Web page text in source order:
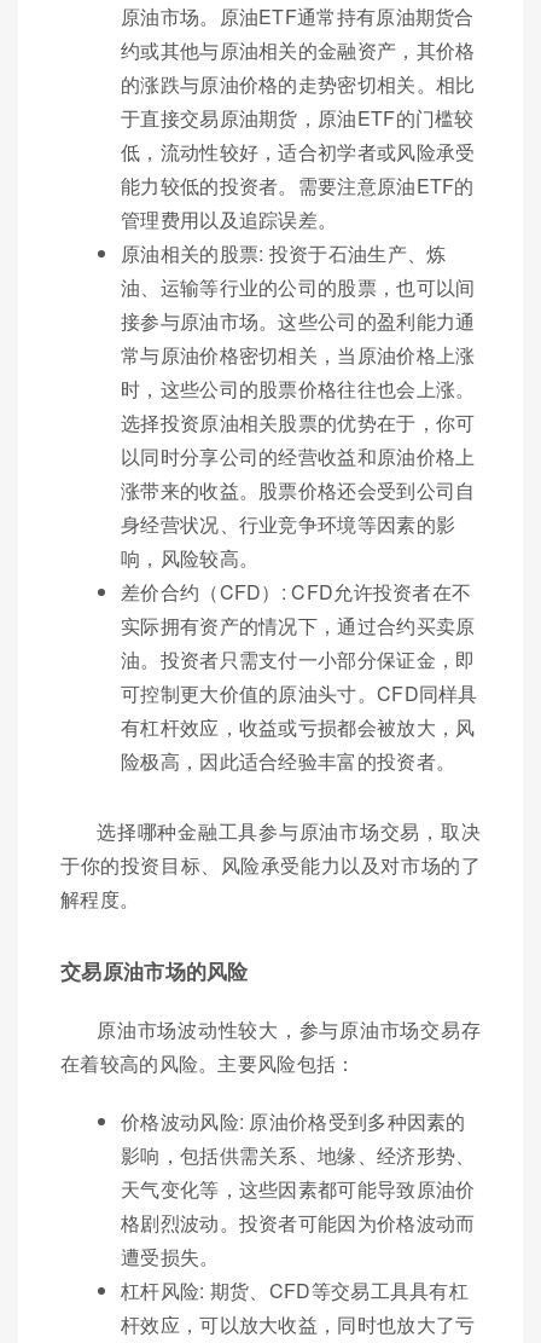
原油市场。原油ETF通常持有原油期货合
约或其他与原油相关的金融资产，其价格
的涨跌与原油价格的走势密切相关。相比
于直接交易原油期货，原油ETF的门槛较
低，流动性较好，适合初学者或风险承受
能力较低的投资者。需要注意原油ETF的
管理费用以及追踪误差。
原油相关的股票: 投资于石油生产、炼
油、运输等行业的公司的股票，也可以间
接参与原油市场。这些公司的盈利能力通
常与原油价格密切相关，当原油价格上涨
时，这些公司的股票价格往往也会上涨。
选择投资原油相关股票的优势在于，你可
以同时分享公司的经营收益和原油价格上
涨带来的收益。股票价格还会受到公司自
身经营状况、行业竞争环境等因素的影
响，风险较高。
差价合约（CFD）: CFD允许投资者在不
实际拥有资产的情况下，通过合约买卖原
油。投资者只需支付一小部分保证金，即
可控制更大价值的原油头寸。CFD同样具
有杠杆效应，收益或亏损都会被放大，风
险极高，因此适合经验丰富的投资者。
选择哪种金融工具参与原油市场交易，取决
于你的投资目标、风险承受能力以及对市场的了
解程度。
交易原油市场的风险
原油市场波动性较大，参与原油市场交易存
在着较高的风险。主要风险包括：
价格波动风险: 原油价格受到多种因素的
影响，包括供需关系、地缘、经济形势、
天气变化等，这些因素都可能导致原油价
格剧烈波动。投资者可能因为价格波动而
遭受损失。
杠杆风险: 期货、CFD等交易工具具有杠
杆效应，可以放大收益，同时也放大了亏